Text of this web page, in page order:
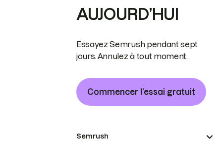
AUJOURD’HUI
Essayez Semrush pendant sept
jours. Annulez à tout moment.
Commencer l’essai gratuit
Semrush